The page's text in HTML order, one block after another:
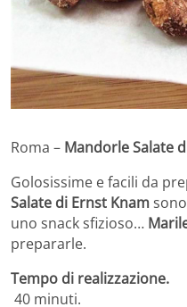
Roma – Mandorle Salate
Golosissime e facili da
Salate di Ernst Knam
uno snack sfizioso…
prepararle.
Tempo di realizzazione.
40 minuti.